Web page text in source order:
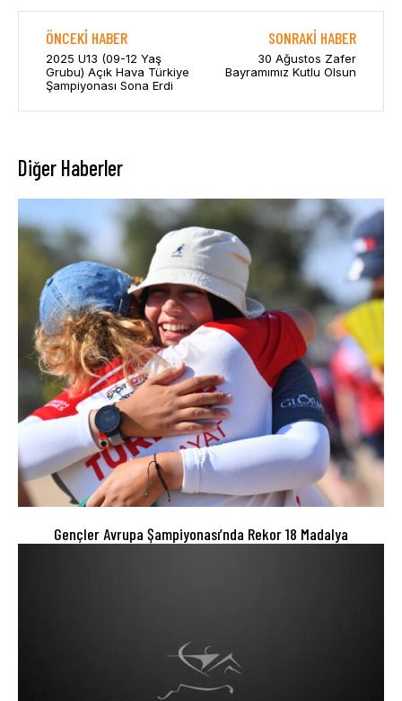
ÖNCEKI HABER
2025 U13 (09-12 Yaş
Grubu) Açık Hava Türkiye
Şampiyonası Sona Erdi
SONRAKI HABER
30 Ağustos Zafer
Bayramımız Kutlu Olsun
Diğer Haberler
Gençler Avrupa Şampiyonası’nda Rekor 18 Madalya